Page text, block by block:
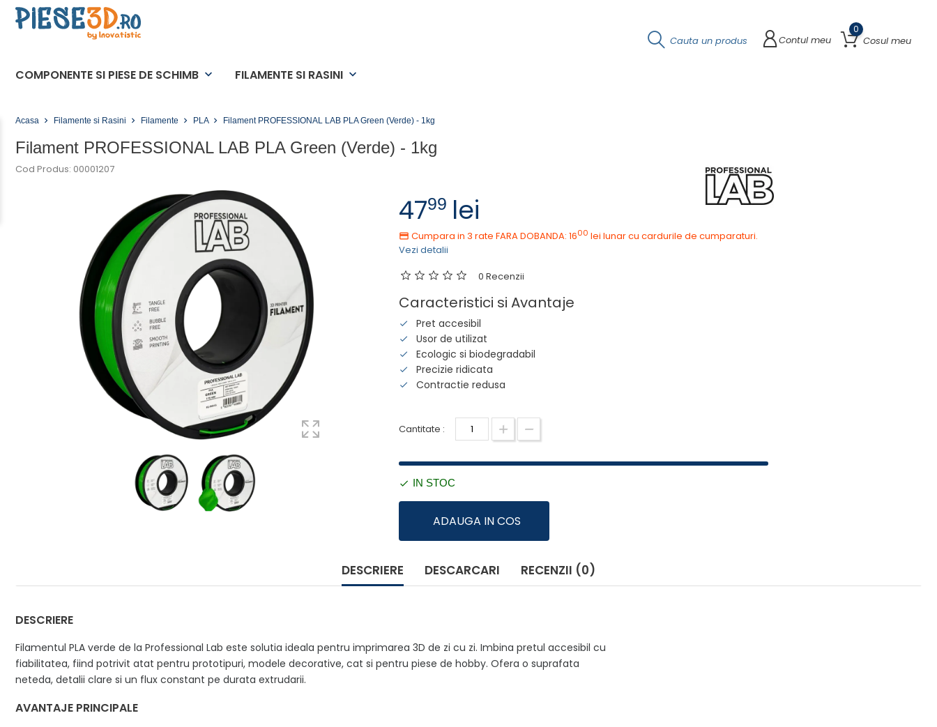
COMPONENTE SI PIESE DE SCHIMB keyboard_arrow_down FILAMENTE SI RASINI keyboard_arrow_down
Contul meu Cosul meu
0
Cauta un produs
Acasa Filamente si Rasini Filamente PLA Filament PROFESSIONAL LAB PLA Green (Verde) - 1kg
Filament PROFESSIONAL LAB PLA Green (Verde) - 1kg
Cod Produs: 00001207
4799 lei
Cumpara in 3 rate FARA DOBANDA: 1600 lei lunar cu cardurile de cumparaturi.
Vezi detalii
0 Recenzii
Caracteristici si Avantaje
Pret accesibil
Usor de utilizat
Ecologic si biodegradabil
Precizie ridicata
Contractie redusa
Cantitate :
IN STOC
ADAUGA IN COS
DESCRIERE DESCARCARI RECENZII (0)
DESCRIERE
Filamentul PLA verde de la Professional Lab este solutia ideala pentru imprimarea 3D de zi cu zi. Imbina pretul accesibil cu
fiabilitatea, fiind potrivit atat pentru prototipuri, modele decorative, cat si pentru piese de hobby. Ofera o suprafata
neteda, detalii clare si un flux constant pe durata extrudarii.
AVANTAJE PRINCIPALE